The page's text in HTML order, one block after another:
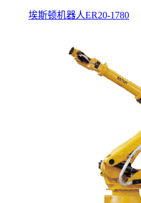
埃斯顿机器人ER20-1780